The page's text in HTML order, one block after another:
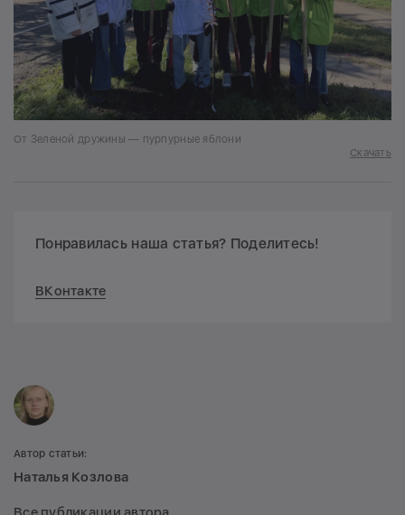
От Зеленой дружины — пурпурные яблони
Скачать
Понравилась наша статья? Поделитесь!
ВКонтакте
Автор статьи:
Наталья Козлова